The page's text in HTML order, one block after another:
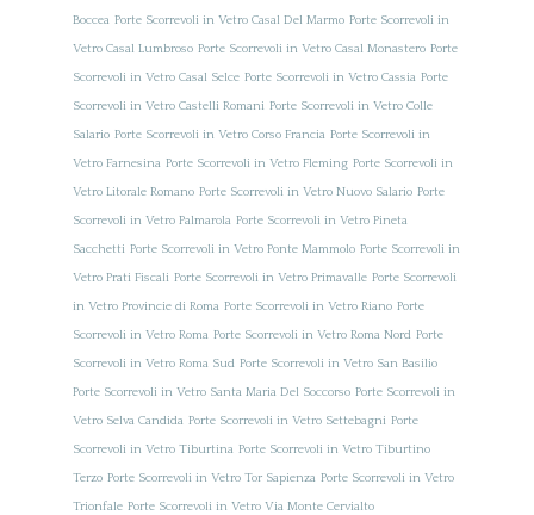
Boccea Porte Scorrevoli in Vetro Casal Del Marmo Porte Scorrevoli in
Vetro Casal Lumbroso Porte Scorrevoli in Vetro Casal Monastero Porte
Scorrevoli in Vetro Casal Selce Porte Scorrevoli in Vetro Cassia Porte
Scorrevoli in Vetro Castelli Romani Porte Scorrevoli in Vetro Colle
Salario Porte Scorrevoli in Vetro Corso Francia Porte Scorrevoli in
Vetro Farnesina Porte Scorrevoli in Vetro Fleming Porte Scorrevoli in
Vetro Litorale Romano Porte Scorrevoli in Vetro Nuovo Salario Porte
Scorrevoli in Vetro Palmarola Porte Scorrevoli in Vetro Pineta
Sacchetti Porte Scorrevoli in Vetro Ponte Mammolo Porte Scorrevoli in
Vetro Prati Fiscali Porte Scorrevoli in Vetro Primavalle Porte Scorrevoli
in Vetro Provincie di Roma Porte Scorrevoli in Vetro Riano Porte
Scorrevoli in Vetro Roma Porte Scorrevoli in Vetro Roma Nord Porte
Scorrevoli in Vetro Roma Sud Porte Scorrevoli in Vetro San Basilio
Porte Scorrevoli in Vetro Santa Maria Del Soccorso Porte Scorrevoli in
Vetro Selva Candida Porte Scorrevoli in Vetro Settebagni Porte
Scorrevoli in Vetro Tiburtina Porte Scorrevoli in Vetro Tiburtino
Terzo Porte Scorrevoli in Vetro Tor Sapienza Porte Scorrevoli in Vetro
Trionfale Porte Scorrevoli in Vetro Via Monte Cervialto